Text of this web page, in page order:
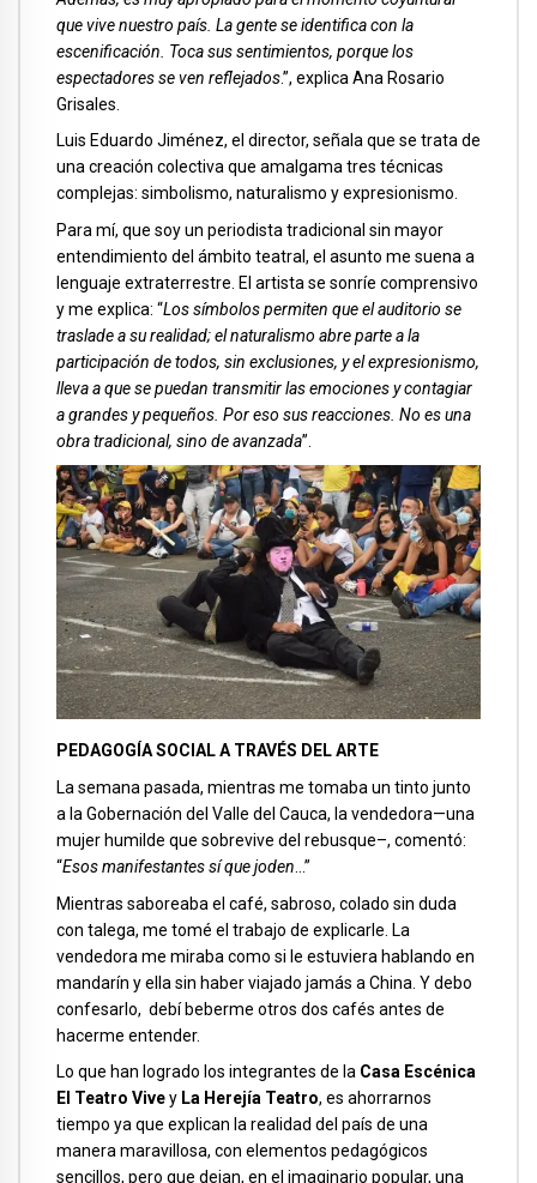
que vive nuestro país. La gente se identifica con la
escenificación. Toca sus sentimientos, porque los
espectadores se ven reflejados.”, explica Ana Rosario
Grisales.
Luis Eduardo Jiménez, el director, señala que se trata de
una creación colectiva que amalgama tres técnicas
complejas: simbolismo, naturalismo y expresionismo.
Para mí, que soy un periodista tradicional sin mayor
entendimiento del ámbito teatral, el asunto me suena a
lenguaje extraterrestre. El artista se sonríe comprensivo
y me explica: “Los símbolos permiten que el auditorio se
traslade a su realidad; el naturalismo abre parte a la
participación de todos, sin exclusiones, y el expresionismo,
lleva a que se puedan transmitir las emociones y contagiar
a grandes y pequeños. Por eso sus reacciones. No es una
obra tradicional, sino de avanzada”.
PEDAGOGÍA SOCIAL A TRAVÉS DEL ARTE
La semana pasada, mientras me tomaba un tinto junto
a la Gobernación del Valle del Cauca, la vendedora—una
mujer humilde que sobrevive del rebusque–, comentó:
“Esos manifestantes sí que joden …”
Mientras saboreaba el café, sabroso, colado sin duda
con talega, me tomé el trabajo de explicarle. La
vendedora me miraba como si le estuviera hablando en
mandarín y ella sin haber viajado jamás a China. Y debo
confesarlo, debí beberme otros dos cafés antes de
hacerme entender.
Lo que han logrado los integrantes de la Casa Escénica
El Teatro Vivey La Herejía Teatro, es ahorrarnos
tiempo ya que explican la realidad del país de una
manera maravillosa, con elementos pedagógicos
sencillos, pero que dejan, en el imaginario popular, una